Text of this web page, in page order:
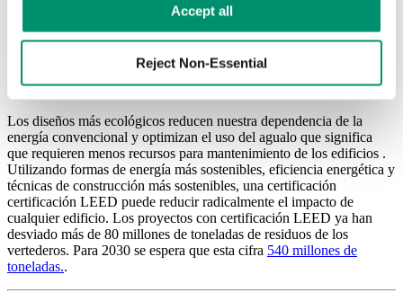
Privacy Policy.
Accept all
Reject Non-Essential
lo malo. Eso significa trabajar para conseguir espacios con aire más
limpio, acceso a la luz del día y libres de sustancias químicas
Beneficios medioambientales
Los diseños más ecológicos reducen nuestra dependencia de la
energía convencional y optimizan el uso del agualo que significa
que requieren menos recursos para mantenimiento de los edificios .
Utilizando formas de energía más sostenibles, eficiencia energética y
técnicas de construcción más sostenibles, una certificación
certificación LEED puede reducir radicalmente el impacto de
cualquier edificio. Los proyectos con certificación LEED ya han
desviado más de 80 millones de toneladas de residuos de los
vertederos. Para 2030 se espera que esta cifra 540 millones de
toneladas..